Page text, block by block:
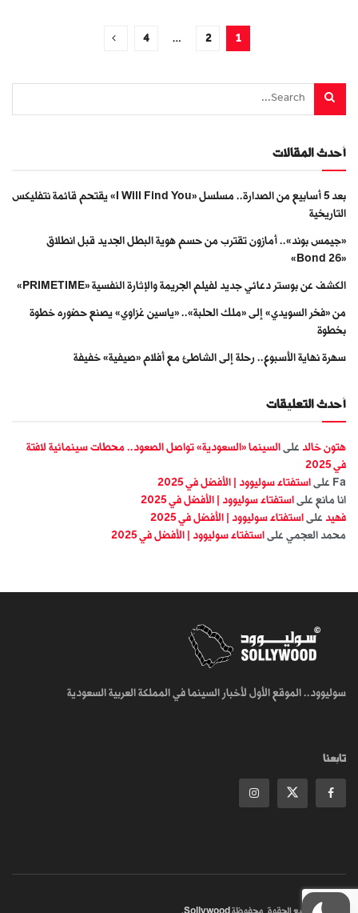
1
2
…
4
أحدث المقالات
بعد 5 أسابيع من الصدارة.. مسلسل «I Will Find You» يقتحم قائمة نتفليكس
التاريخية
«جيمس بوند».. أمازون تقترب من حسم هوية البطل الجديد قبل انطلاق
«Bond 26»
الكشف عن بوستر دعائي جديد لفيلم الجريمة والإثارة النفسية «PRIMETIME»
من «فخر السويدي» إلى «ملك الحلبة».. «ياسين غزاوي» يصنع حضوره خطوة
بخطوة
سهرة نهاية الأسبوع.. رحلة إلى الشاطئ مع أفلام «صيفية» خفيفة
أحدث التعليقات
هتون خالد على السينما «السعودية» تواصل الصعود.. محطات سينمائية لافتة
في 2025
Fa على استفتاء سوليوود | الأفضل في 2025
انا مانع على استفتاء سوليوود | الأفضل في 2025
فهيد على استفتاء سوليوود | الأفضل في 2025
محمد العجمي على استفتاء سوليوود | الأفضل في 2025
سوليوود.. الموقع الأول لأخبار السينما في المملكة العربية السعودية
تابعنا